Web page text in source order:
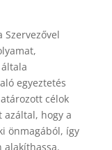
Szervezővel
egyeztetés
célok
azáltal, hogy a
önmagából, így
alakíthassa.